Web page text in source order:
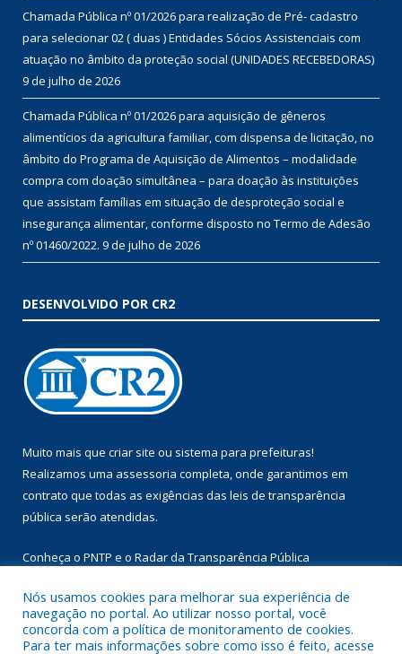
Chamada Pública nº 01/2026 para realização de Pré- cadastro
para selecionar 02 ( duas ) Entidades Sócios Assistenciais com
atuação no âmbito da proteção social (UNIDADES RECEBEDORAS)
9 de julho de 2026
Chamada Pública nº 01/2026 para aquisição de gêneros
alimentícios da agricultura familiar, com dispensa de licitação, no
âmbito do Programa de Aquisição de Alimentos – modalidade
compra com doação simultânea – para doação às instituições
que assistam famílias em situação de desproteção social e
insegurança alimentar, conforme disposto no Termo de Adesão
nº 01460/2022. 9 de julho de 2026
DESENVOLVIDO POR CR2
Muito mais que criar site ou sistema para prefeituras!
Realizamos uma assessoria completa, onde garantimos em
contrato que todas as exigências das leis de transparência
pública serão atendidas.
Conheça o PNTP e o Radar da Transparência Pública
Nós usamos cookies para melhorar sua experiência de
navegação no portal. Ao utilizar nosso portal, você
concorda com a política de monitoramento de cookies.
Para ter mais informações sobre como isso é feito, acesse